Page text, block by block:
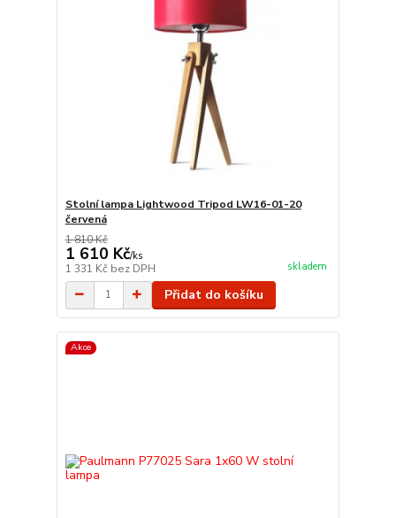
Stolní lampa Lightwood Tripod LW16-01-20
červená
1 810 Kč
1 610 Kč/ks
1 331 Kč bez DPH skladem
Přidat do košíku
Akce